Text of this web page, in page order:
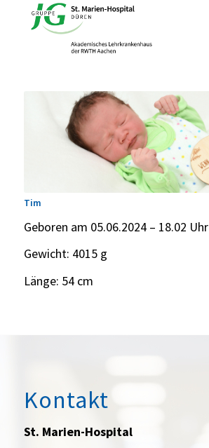
Tim
Geboren am 05.06.2024 – 18.02 Uhr
Gewicht: 4015 g
Länge: 54 cm
Kontakt
St. Marien-Hospital